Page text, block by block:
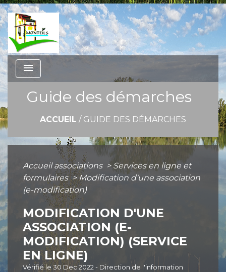
menu
Guide des démarches
ACCUEIL / GUIDE DES DÉMARCHES
Accueil associations > Services en ligne et
formulaires> Modification d'une association
(e-modification)
MODIFICATION D'UNE
ASSOCIATION (E-
MODIFICATION) (SERVICE
EN LIGNE)
Vérifié le 30 Dec 2022 - Direction de l'information